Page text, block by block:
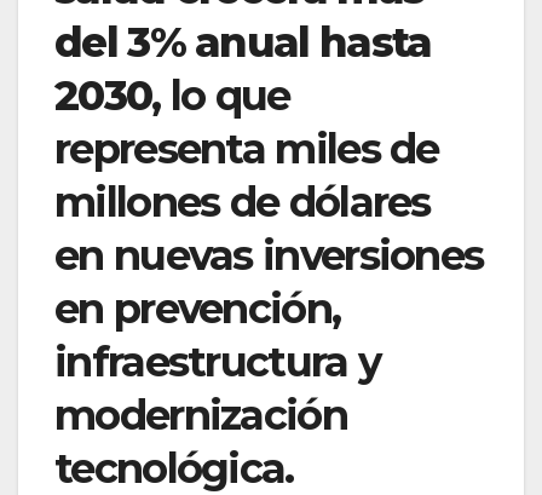
del 3% anual hasta
2030, lo que
representa miles de
millones de dólares
en nuevas inversiones
en prevención,
infraestructura y
modernización
tecnológica.